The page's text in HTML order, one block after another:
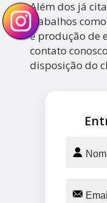
Além dos já
trabalhos
e produção de
contato
disposição do